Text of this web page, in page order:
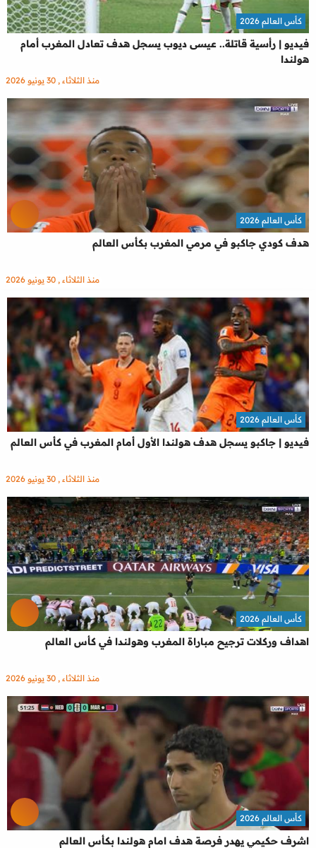
فيديو | رأسية قاتلة.. عيسى ديوب يسجل هدف تعادل المغرب أمام
هولندا
كأس العالم 2026
منذ الثلاثاء , 30 يونيو 2026
هدف كودي جاكبو في مرمي المغرب بكأس العالم
كأس العالم 2026
منذ الثلاثاء , 30 يونيو 2026
فيديو | جاكبو يسجل هدف هولندا الأول أمام المغرب في كأس العالم
كأس العالم 2026
منذ الثلاثاء , 30 يونيو 2026
اهداف وركلات ترجيح مباراة المغرب وهولندا في كأس العالم
كأس العالم 2026
منذ الثلاثاء , 30 يونيو 2026
اشرف حكيمي يهدر فرصة هدف امام هولندا بكأس العالم
كأس العالم 2026